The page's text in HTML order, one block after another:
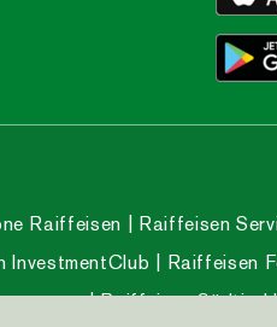
Raiffeisen Raiffeisen
InvestmentClub
Raiffeisen
Raiffeisen Südtirol